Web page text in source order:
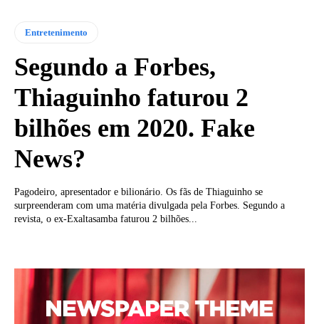
Entretenimento
Segundo a Forbes,
Thiaguinho faturou 2
bilhões em 2020. Fake
News?
Pagodeiro, apresentador e bilionário. Os fãs de Thiaguinho se
surpreenderam com uma matéria divulgada pela Forbes. Segundo a
revista, o ex-Exaltasamba faturou 2 bilhões...